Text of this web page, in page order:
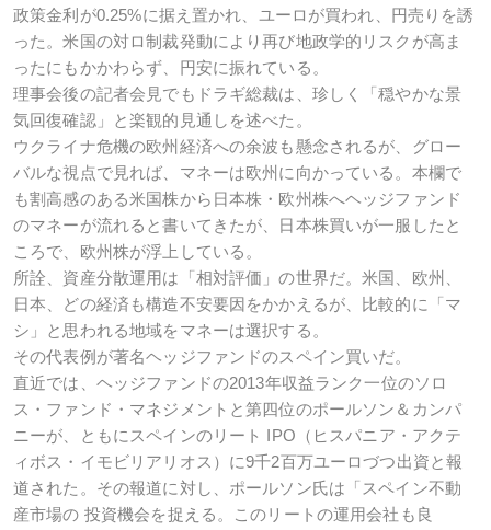
政策金利が0.25%に据え置かれ、ユーロが買われ、円売りを誘
った。米国の対ロ制裁発動により再び地政学的リスクが高ま
ったにもかかわらず、円安に振れている。
理事会後の記者会見でもドラギ総裁は、珍しく「穏やかな景
気回復確認」と楽観的見通しを述べた。
ウクライナ危機の欧州経済への余波も懸念されるが、グロー
バルな視点で見れば、マネーは欧州に向かっている。本欄で
も割高感のある米国株から日本株・欧州株へヘッジファンド
のマネーが流れると書いてきたが、日本株買いが一服したと
ころで、欧州株が浮上している。
所詮、資産分散運用は「相対評価」の世界だ。米国、欧州、
日本、どの経済も構造不安要因をかかえるが、比較的に「マ
シ」と思われる地域をマネーは選択する。
その代表例が著名ヘッジファンドのスペイン買いだ。
直近では、ヘッジファンドの2013年収益ランク一位のソロ
ス・ファンド・マネジメントと第四位のポールソン＆カンパ
ニーが、ともにスペインのリート IPO（ヒスパニア・アクテ
ィボス・イモビリアリオス）に9千2百万ユーロづつ出資と報
道された。その報道に対し、ポールソン氏は「スペイン不動
産市場の 投資機会を捉える。このリートの運用会社も良